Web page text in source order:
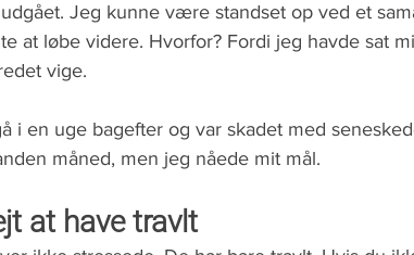
Jeg kunne være standset op ved et
at løbe videre. Hvorfor? Fordi jeg havde sat
vige.
i en uge bagefter og var skadet med
måned, men jeg nåede mit mål.
at have travlt